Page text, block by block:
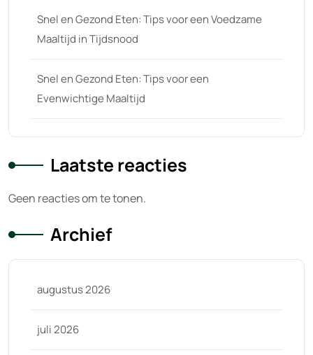
Snel en Gezond Eten: Tips voor een Voedzame
Maaltijd in Tijdsnood
Snel en Gezond Eten: Tips voor een
Evenwichtige Maaltijd
Laatste reacties
Geen reacties om te tonen.
Archief
augustus 2026
juli 2026